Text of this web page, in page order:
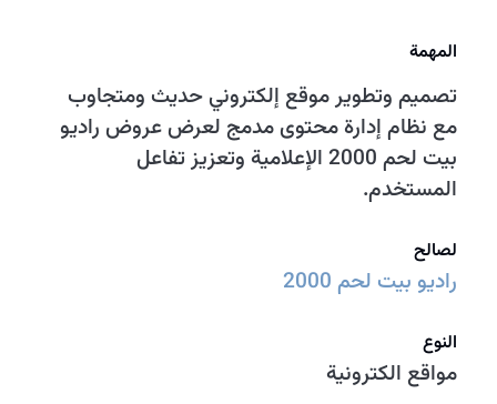
المهمة
تصميم وتطوير موقع إلكتروني حديث ومتجاوب
مع نظام إدارة محتوى مدمج لعرض عروض راديو
بيت لحم 2000 الإعلامية وتعزيز تفاعل
المستخدم.
لصالح
راديو بيت لحم 2000
النوع
مواقع الكترونية